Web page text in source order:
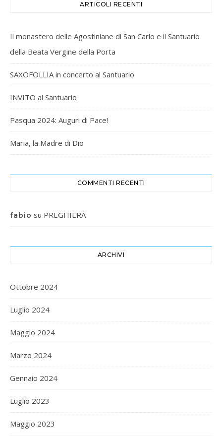
ARTICOLI RECENTI
Il monastero delle Agostiniane di San Carlo e il Santuario
della Beata Vergine della Porta
SAXOFOLLIA in concerto al Santuario
INVITO al Santuario
Pasqua 2024: Auguri di Pace!
Maria, la Madre di Dio
COMMENTI RECENTI
fabio su PREGHIERA
ARCHIVI
Ottobre 2024
Luglio 2024
Maggio 2024
Marzo 2024
Gennaio 2024
Luglio 2023
Maggio 2023